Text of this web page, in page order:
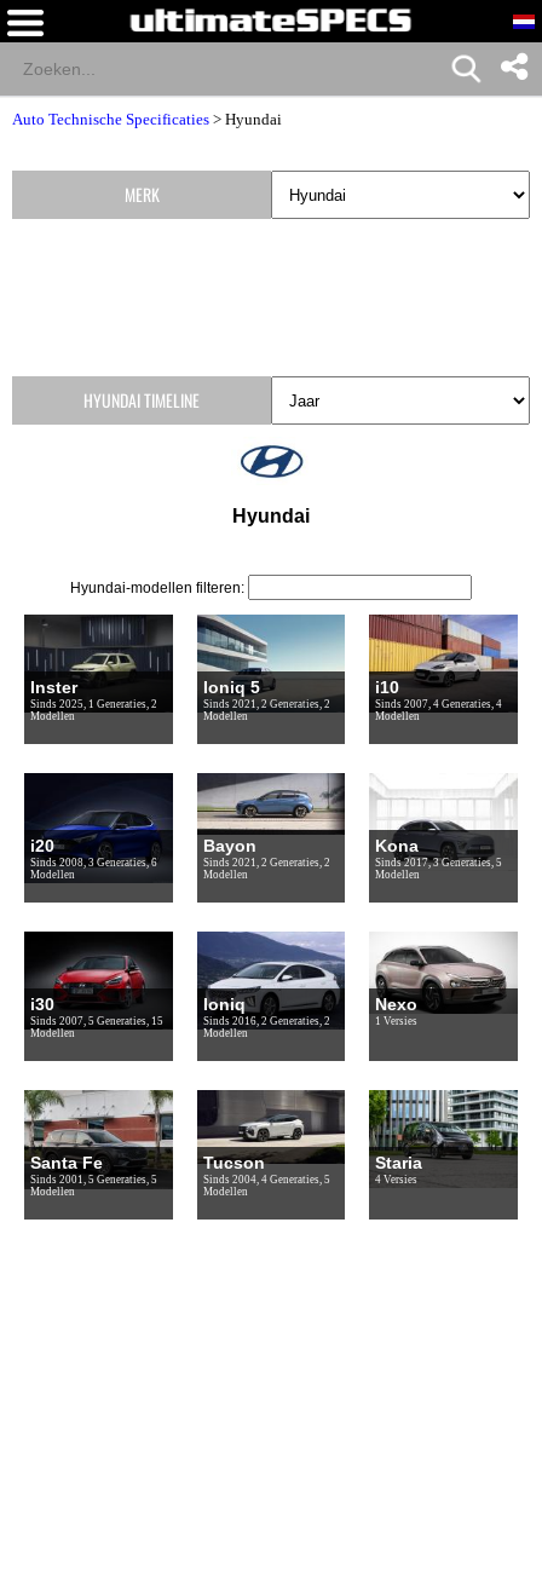
Auto Technische Specificaties > Hyundai
Hyundai
Hyundai-modellen filteren:
Inster
Sinds 2025, 1 Generaties, 2
Modellen
Ioniq 5
Sinds 2021, 2 Generaties, 2
Modellen
i10
Sinds 2007, 4 Generaties, 4
Modellen
i20
Sinds 2008, 3 Generaties, 6
Modellen
Bayon
Sinds 2021, 2 Generaties, 2
Modellen
Kona
Sinds 2017, 3 Generaties, 5
Modellen
i30
Sinds 2007, 5 Generaties, 15
Modellen
Ioniq
Sinds 2016, 2 Generaties, 2
Modellen
Nexo
1 Versies
Santa Fe
Sinds 2001, 5 Generaties, 5
Modellen
Tucson
Sinds 2004, 4 Generaties, 5
Modellen
Staria
4 Versies
MERK
HYUNDAI TIMELINE